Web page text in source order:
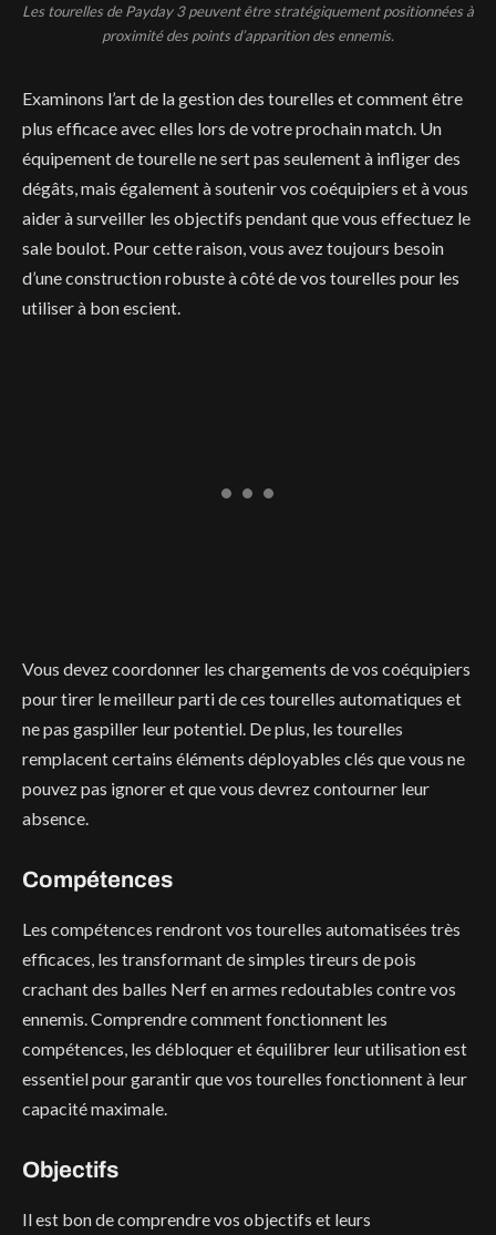
Les tourelles de Payday 3 peuvent être stratégiquement positionnées à
proximité des points d’apparition des ennemis.
Examinons l’art de la gestion des tourelles et comment être
plus efficace avec elles lors de votre prochain match. Un
équipement de tourelle ne sert pas seulement à infliger des
dégâts, mais également à soutenir vos coéquipiers et à vous
aider à surveiller les objectifs pendant que vous effectuez le
sale boulot. Pour cette raison, vous avez toujours besoin
d’une construction robuste à côté de vos tourelles pour les
utiliser à bon escient.
Vous devez coordonner les chargements de vos coéquipiers
pour tirer le meilleur parti de ces tourelles automatiques et
ne pas gaspiller leur potentiel. De plus, les tourelles
remplacent certains éléments déployables clés que vous ne
pouvez pas ignorer et que vous devrez contourner leur
absence.
Compétences
Les compétences rendront vos tourelles automatisées très
efficaces, les transformant de simples tireurs de pois
crachant des balles Nerf en armes redoutables contre vos
ennemis. Comprendre comment fonctionnent les
compétences, les débloquer et équilibrer leur utilisation est
essentiel pour garantir que vos tourelles fonctionnent à leur
capacité maximale.
Objectifs
Il est bon de comprendre vos objectifs et leurs